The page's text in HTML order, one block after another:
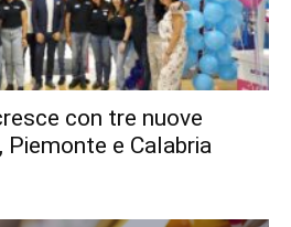
con tre nuove
Piemonte e Calabria